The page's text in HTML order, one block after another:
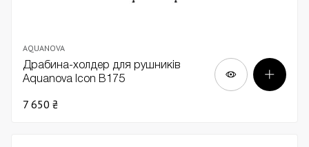
AQUANOVA
Драбина-холдер для рушників
Aquanova Icon В175
7 650 ₴